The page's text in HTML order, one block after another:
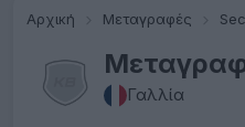
Αρχική Μεταγραφές
Γαλλία